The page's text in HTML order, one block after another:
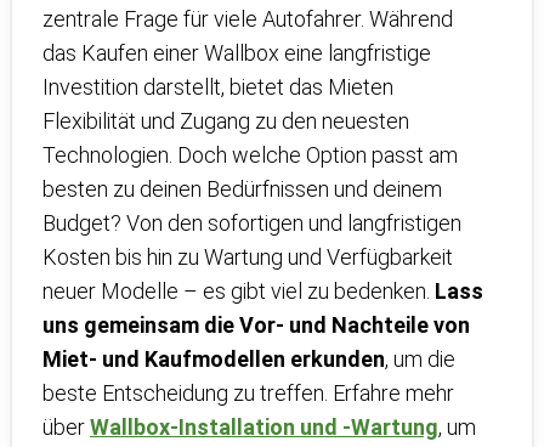
zentrale Frage für viele Autofahrer. Während
das Kaufen einer Wallbox eine langfristige
Investition darstellt, bietet das Mieten
Flexibilität und Zugang zu den neuesten
Technologien. Doch welche Option passt am
besten zu deinen Bedürfnissen und deinem
Budget? Von den sofortigen und langfristigen
Kosten bis hin zu Wartung und Verfügbarkeit
neuer Modelle – es gibt viel zu bedenken. Lass
uns gemeinsam die Vor- und Nachteile von
Miet- und Kaufmodellen erkunden, um die
beste Entscheidung zu treffen. Erfahre mehr
überWallbox-Installation und -Wartung, um